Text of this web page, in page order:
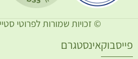
© זכויות שמורות לפרוטי
אינסטגרם